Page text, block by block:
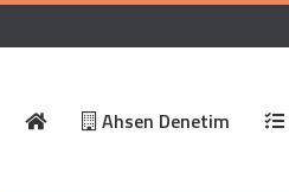
Ahsen Denetim